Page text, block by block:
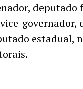
deputado
governador,
estadual,